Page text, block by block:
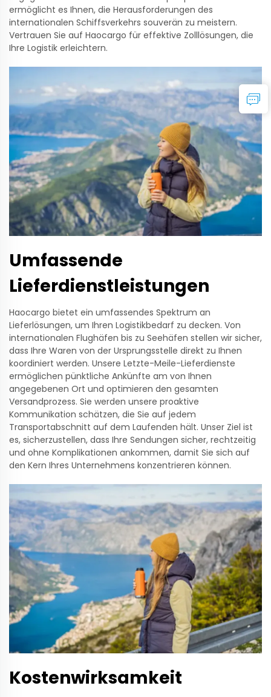
ermöglicht es Ihnen, die Herausforderungen des
internationalen Schiffsverkehrs souverän zu meistern.
Vertrauen Sie auf Haocargo für effektive Zolllösungen, die
Ihre Logistik erleichtern.
Umfassende
Lieferdienstleistungen
Haocargo bietet ein umfassendes Spektrum an
Lieferlösungen, um Ihren Logistikbedarf zu decken. Von
internationalen Flughäfen bis zu Seehäfen stellen wir sicher,
dass Ihre Waren von der Ursprungsstelle direkt zu Ihnen
koordiniert werden. Unsere Letzte-Meile-Lieferdienste
ermöglichen pünktliche Ankünfte am von Ihnen
angegebenen Ort und optimieren den gesamten
Versandprozess. Sie werden unsere proaktive
Kommunikation schätzen, die Sie auf jedem
Transportabschnitt auf dem Laufenden hält. Unser Ziel ist
es, sicherzustellen, dass Ihre Sendungen sicher, rechtzeitig
und ohne Komplikationen ankommen, damit Sie sich auf
den Kern Ihres Unternehmens konzentrieren können.
Kostenwirksamkeit